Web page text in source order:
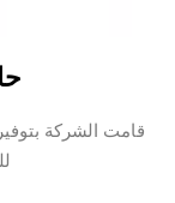
قامت الشركة